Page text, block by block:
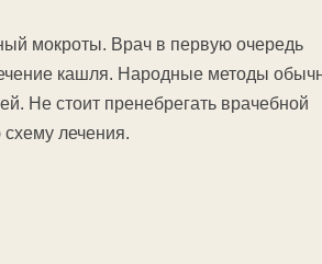
мокроты. Врач в первую очередь
кашля. Народные методы
Не стоит пренебрегать врачебной
схему лечения.